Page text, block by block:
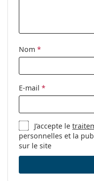
Nom *
E-mail *
J’accepte le
personnelles et la
sur le site